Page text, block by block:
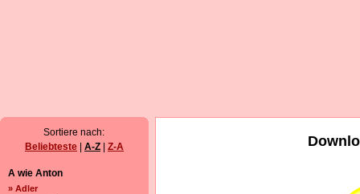
Sortiere nach:
Beliebteste
A-Z Z-A
A wie Anton
» Adler